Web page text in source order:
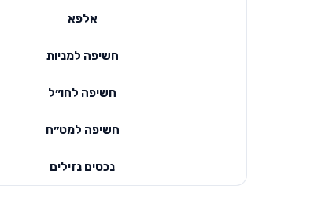
אלפא
חשיפה למניות
חשיפה לחו״ל
חשיפה למט״ח
נכסים נזילים